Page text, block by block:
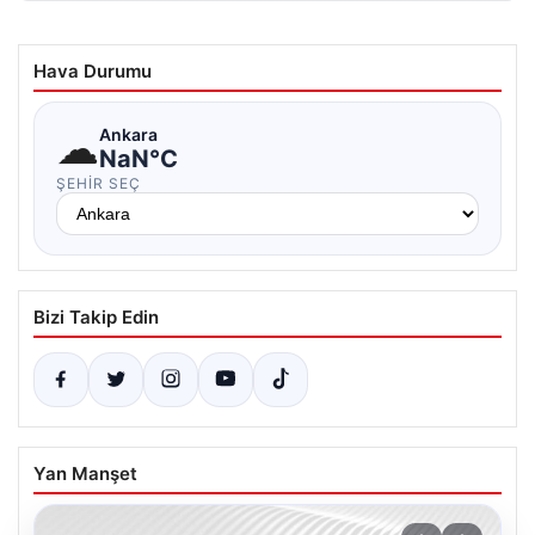
Hava Durumu
☁Ankara
NaN°C
ŞEHIR SEÇ
Bizi Takip Edin
Yan Manşet